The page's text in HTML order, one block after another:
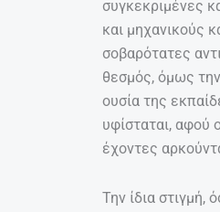
συγκεκριμένες
και μηχανικούς
σοβαρότατες
θεσμός, όμως την
ουσία της
υφίσταται, αφού
έχοντες
Την ίδια